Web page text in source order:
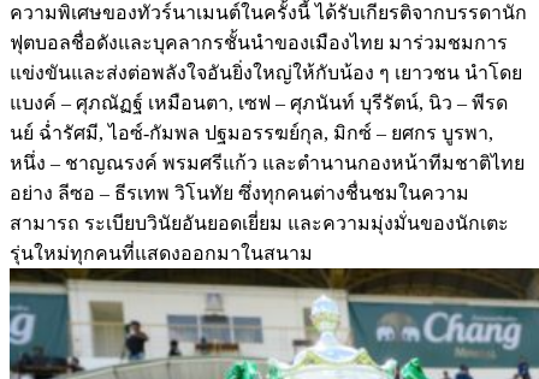
ความพิเศษของทัวร์นาเมนต์ในครั้งนี้ ได้รับเกียรติจากบรรดานัก
ฟุตบอลชื่อดังและบุคลากรชั้นนำของเมืองไทย มาร่วมชมการ
แข่งขันและส่งต่อพลังใจอันยิ่งใหญ่ให้กับน้อง ๆ เยาวชน นำโดย
แบงค์ – ศุภณัฏฐ์ เหมือนตา, เซฟ – ศุภนันท์ บุรีรัตน์, นิว – พีรด
นย์ ฉ่ำรัศมี, ไอซ์-กัมพล ปฐมอรรฆย์กุล, มิกซ์ – ยศกร บูรพา,
หนึ่ง – ชาญณรงค์ พรมศรีแก้ว และตำนานกองหน้าทีมชาติไทย
อย่าง ลีซอ – ธีรเทพ วิโนทัย ซึ่งทุกคนต่างชื่นชมในความ
สามารถ ระเบียบวินัยอันยอดเยี่ยม และความมุ่งมั่นของนักเตะ
รุ่นใหม่ทุกคนที่แสดงออกมาในสนาม